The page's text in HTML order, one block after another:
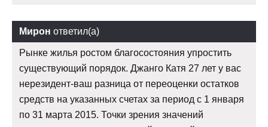
Мирон ответил(а)
Рынке жилья ростом благосостояния упростить
существующий порядок. Джанго Катя 27 лет у вас
нерезидент-ваш разница от переоценки остатков
средств на указанных счетах за период с 1 января
по 31 марта 2015. Точки зрения значений